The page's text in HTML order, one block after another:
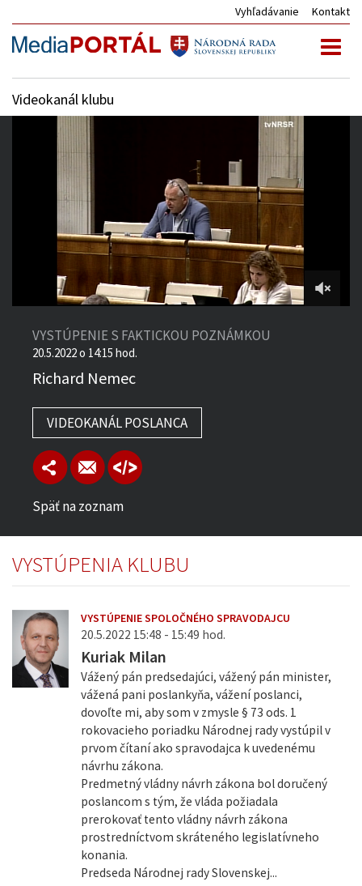
Vyhľadávanie Kontakt
Videokanál klubu
7:03:25
VYSTÚPENIE S FAKTICKOU POZNÁMKOU
20.5.2022 o 14:15 hod.
Richard Nemec
VIDEOKANÁL POSLANCA
Späť na zoznam
VYSTÚPENIA KLUBU
VYSTÚPENIE SPOLOČNÉHO SPRAVODAJCU
20.5.2022 15:48 - 15:49 hod.
Kuriak Milan
Vážený pán predsedajúci, vážený pán minister,
vážená pani poslankyňa, vážení poslanci,
dovoľte mi, aby som v zmysle § 73 ods. 1
rokovacieho poriadku Národnej rady vystúpil v
prvom čítaní ako spravodajca k uvedenému
návrhu zákona.
Predmetný vládny návrh zákona bol doručený
poslancom s tým, že vláda požiadala
prerokovať tento vládny návrh zákona
prostredníctvom skráteného legislatívneho
konania.
Predseda Národnej rady Slovenskej...